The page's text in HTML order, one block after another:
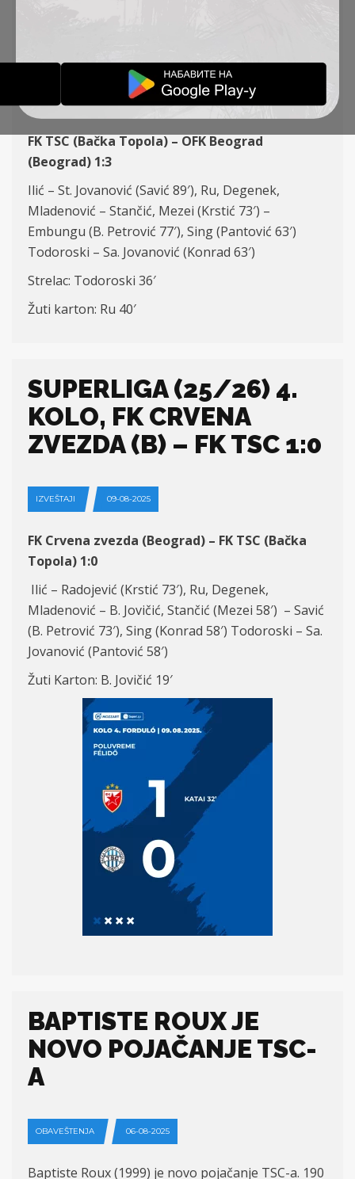
18-08-2025
FK TSC (Bačka Topola) – OFK Beograd
(Beograd) 1:3
Ilić – St. Jovanović (Savić 89′), Ru, Degenek,
Mladenović – Stančić, Mezei (Krstić 73′) –
Embungu (B. Petrović 77′), Sing (Pantović 63′)
Todoroski – Sa. Jovanović (Konrad 63′)
Strelac: Todoroski 36′
Žuti karton: Ru 40′
SUPERLIGA (25/26) 4.
KOLO, FK CRVENA
ZVEZDA (B) – FK TSC 1:0
IZVEŠTAJI 09-08-2025
FK Crvena zvezda (Beograd) – FK TSC (Bačka
Topola) 1:0
Ilić – Radojević (Krstić 73′), Ru, Degenek,
Mladenović – B. Jovičić, Stančić (Mezei 58′) – Savić
(B. Petrović 73′), Sing (Konrad 58′) Todoroski – Sa.
Jovanović (Pantović 58′)
Žuti Karton: B. Jovičić 19′
BAPTISTE ROUX JE
NOVO POJAČANJE TSC-
A
OBAVEŠTENJA 06-08-2025
Baptiste Roux (1999) je novo pojačanje TSC-a. 190